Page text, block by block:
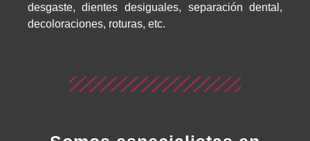
desgaste, dientes desiguales, separación dental,
decoloraciones, roturas, etc.